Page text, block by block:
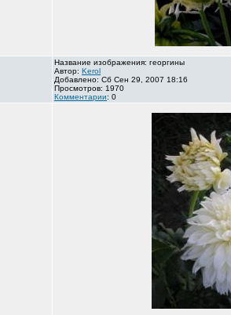
Название изображения: георгины
Автор: Kerol
Добавлено: Сб Сен 29, 2007 18:16
Просмотров: 1970
Комментарии: 0